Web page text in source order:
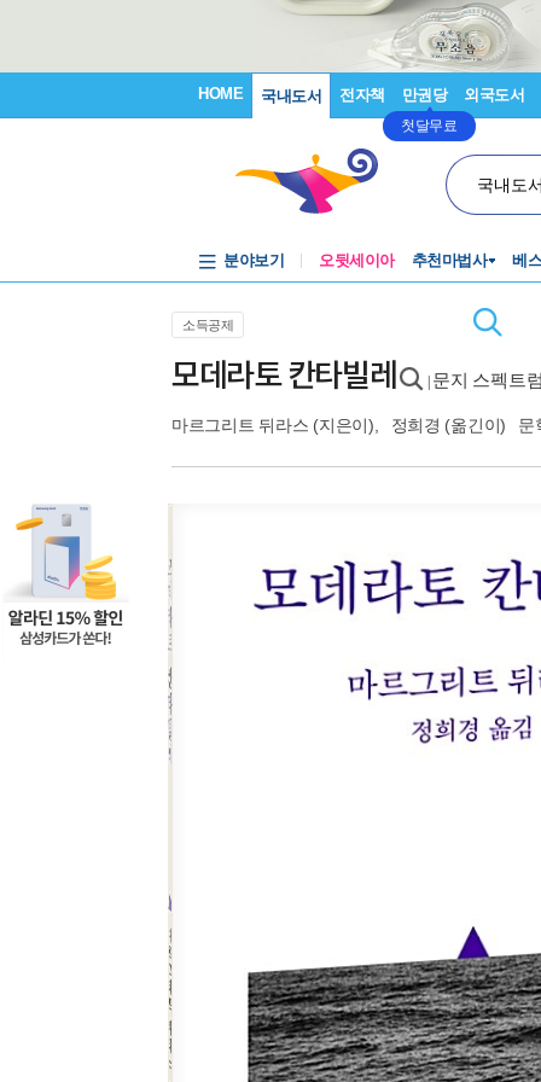
HOME 국내도서 전자책 만권당
첫달무료
외국도서
국내도
분야보기 오뒷세이아 추천마법사 베
소득공제
모데라토 칸타빌레 문지 스펙트
마르그리트 뒤라스 (지은이), 정희경 (옮긴이) 문